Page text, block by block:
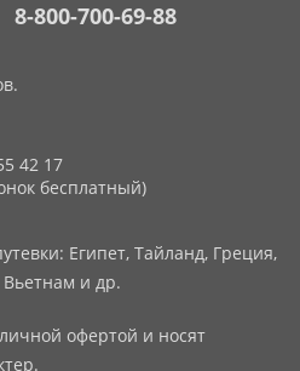
8-800-700-69-88
42 17
бесплатный)
Египет, Тайланд, Греция,
и др.
офертой и носят